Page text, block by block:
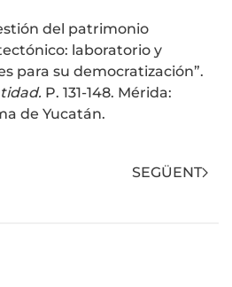
del patrimonio
laboratorio y
para su democratización”.
P. 131-148. Mérida:
de Yucatán.
SEGÜENT